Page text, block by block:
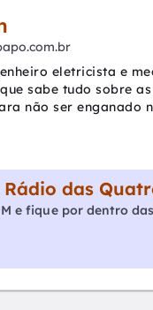
eletricista e
sabe tudo sobre
não ser enganado
das
e fique por dentro